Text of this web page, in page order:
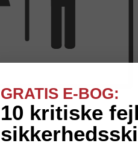
GRATIS E-BOG:
10 kritiske